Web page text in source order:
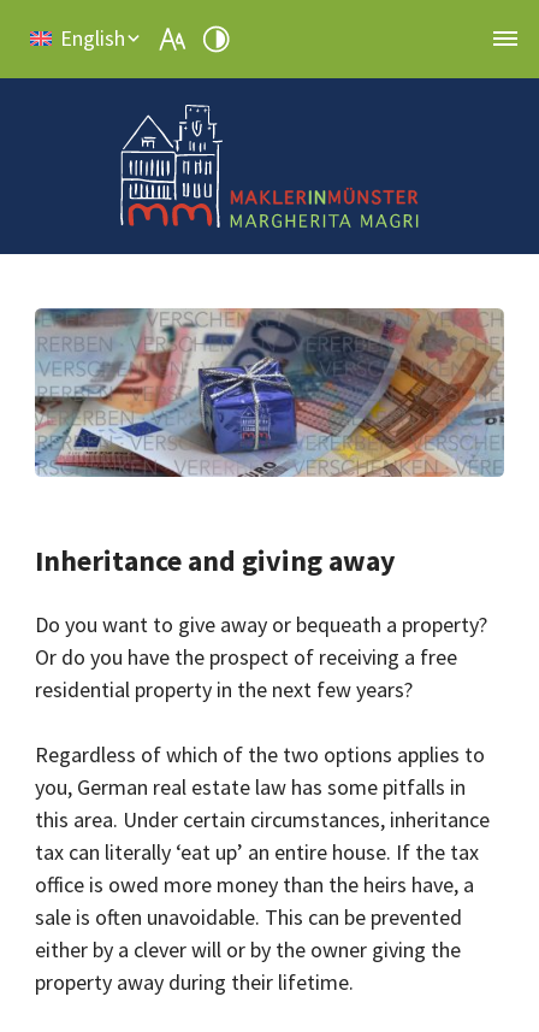
English
Inheritance and giving away
Do you want to give away or bequeath a property?
Or do you have the prospect of receiving a free
residential property in the next few years?
Regardless of which of the two options applies to
you, German real estate law has some pitfalls in
this area. Under certain circumstances, inheritance
tax can literally ‘eat up’ an entire house. If the tax
office is owed more money than the heirs have, a
sale is often unavoidable. This can be prevented
either by a clever will or by the owner giving the
property away during their lifetime.